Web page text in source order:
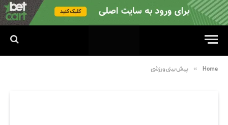
Home
» پیش بینی ورزشی